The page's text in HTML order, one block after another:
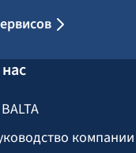
компании